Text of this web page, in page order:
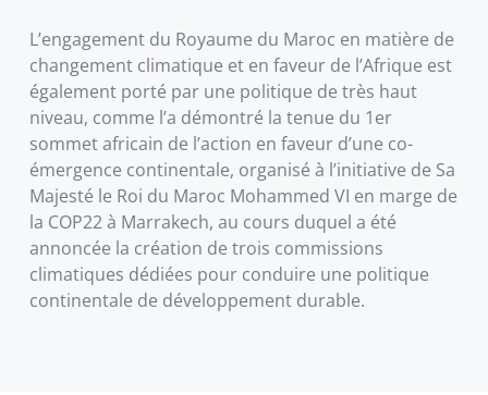
L’engagement du Royaume du Maroc en matière de
changement climatique et en faveur de l’Afrique est
également porté par une politique de très haut
niveau, comme l’a démontré la tenue du 1er
sommet africain de l’action en faveur d’une co-
émergence continentale, organisé à l’initiative de Sa
Majesté le Roi du Maroc Mohammed VI en marge de
la COP22 à Marrakech, au cours duquel a été
annoncée la création de trois commissions
climatiques dédiées pour conduire une politique
continentale de développement durable.